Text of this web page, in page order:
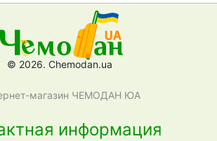
© 2026. Chemodan.ua
магазин ЧЕМОДАН ЮА
информация